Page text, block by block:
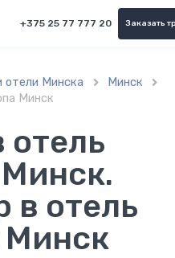
+375 25 77 777 20 Заказать
отели Минска  Минск 
Минск
отель
в отель
Минск